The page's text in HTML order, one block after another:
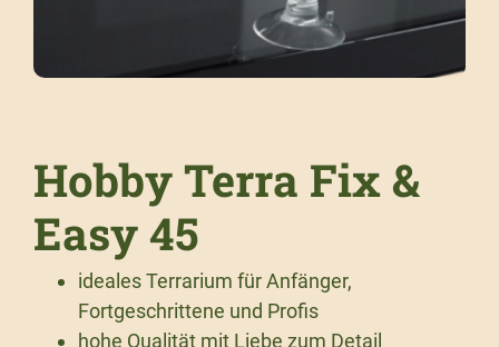
Hobby Terra Fix &
Easy 45
ideales Terrarium für Anfänger,
Fortgeschrittene und Profis
hohe Qualität mit Liebe zum Detail